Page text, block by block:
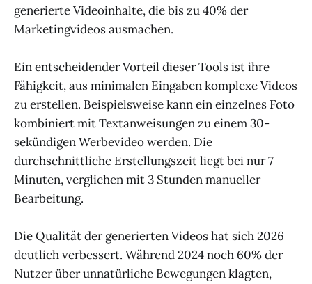
generierte Videoinhalte, die bis zu 40% der
Marketingvideos ausmachen.
Ein entscheidender Vorteil dieser Tools ist ihre
Fähigkeit, aus minimalen Eingaben komplexe Videos
zu erstellen. Beispielsweise kann ein einzelnes Foto
kombiniert mit Textanweisungen zu einem 30-
sekündigen Werbevideo werden. Die
durchschnittliche Erstellungszeit liegt bei nur 7
Minuten, verglichen mit 3 Stunden manueller
Bearbeitung.
Die Qualität der generierten Videos hat sich 2026
deutlich verbessert. Während 2024 noch 60% der
Nutzer über unnatürliche Bewegungen klagten,